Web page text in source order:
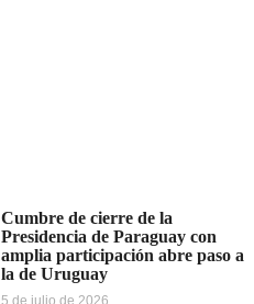
Cumbre de cierre de la
Presidencia de Paraguay con
amplia participación abre paso a
la de Uruguay
5 de julio de 2026